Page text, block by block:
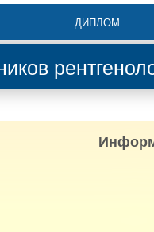
ДИПЛОМ